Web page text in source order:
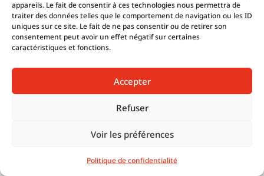
appareils. Le fait de consentir à ces technologies nous permettra de
traiter des données telles que le comportement de navigation ou les ID
uniques sur ce site. Le fait de ne pas consentir ou de retirer son
consentement peut avoir un effet négatif sur certaines
caractéristiques et fonctions.
Accepter
Refuser
Voir les préférences
Politique de confidentialité
Quel que soit votre projet et votre
contactez-moi
par téléphone, mail ou LinkedIn ou, mieux